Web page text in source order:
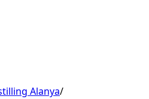
Alanya